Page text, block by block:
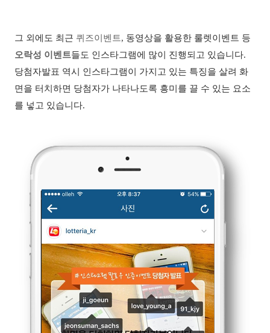
그 외에도 최근 퀴즈이벤트, 동영상을 활용한 룰렛이벤트 등
오락성 이벤트들도 인스타그램에 많이 진행되고 있습니다.
당첨자발표 역시 인스타그램이 가지고 있는 특징을 살려 화
면을 터치하면 당첨자가 나타나도록 흥미를 끌 수 있는 요소
를 넣고 있습니다.